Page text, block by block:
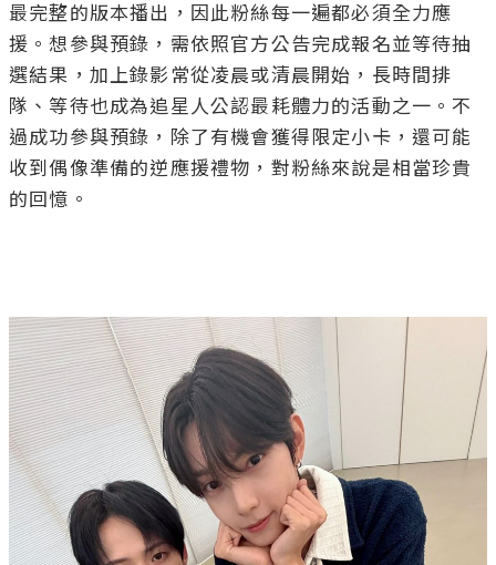
最完整的版本播出，因此粉絲每一遍都必須全力應
援。想參與預錄，需依照官方公告完成報名並等待抽
選結果，加上錄影常從凌晨或清晨開始，長時間排
隊、等待也成為追星人公認最耗體力的活動之一。不
過成功參與預錄，除了有機會獲得限定小卡，還可能
收到偶像準備的逆應援禮物，對粉絲來說是相當珍貴
的回憶。